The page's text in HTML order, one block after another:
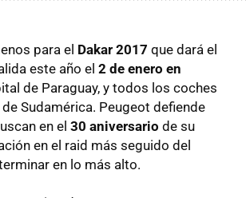
para el Dakar 2017 que dará el
este año el 2 de enero en
de Paraguay, y todos los coches
Sudamérica. Peugeot defiende
en el 30 aniversario de su
en el raid más seguido del
en lo más alto.